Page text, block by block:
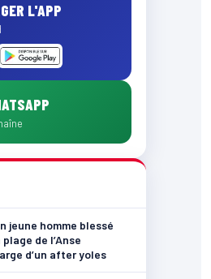
L'APP
jeune homme blessé
de l’Anse
d’un after yoles